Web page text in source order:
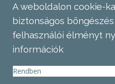
A weboldalon cookie-
biztonságos
felhasználói élményt
információk
Rendben